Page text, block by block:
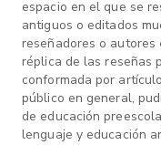
espacio en el que se
antiguos o editados
reseñadores o
réplica de las reseñas
conformada por
público en general,
de educación
lenguaje y educación